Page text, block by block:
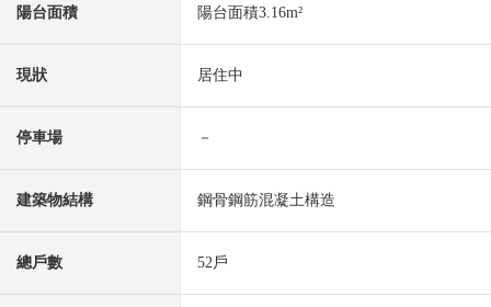
陽台面積 陽台面積3.16m²
現狀 居住中
停車場 －
建築物結構 鋼骨鋼筋混凝土構造
總戶數 52戶